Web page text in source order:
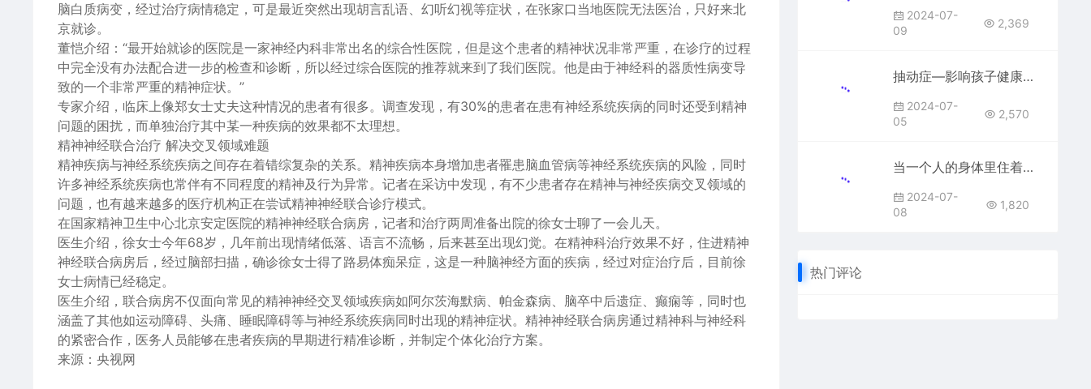
脑白质病变，经过治疗病情稳定，可是最近突然出现胡言乱语、幻听幻视等症状，在张家口当地医院无法医治，只好来北
京就诊。
董恺介绍：“最开始就诊的医院是一家神经内科非常出名的综合性医院，但是这个患者的精神状况非常严重，在诊疗的过程
中完全没有办法配合进一步的检查和诊断，所以经过综合医院的推荐就来到了我们医院。他是由于神经科的器质性病变导
致的一个非常严重的精神症状。”
专家介绍，临床上像郑女士丈夫这种情况的患者有很多。调查发现，有30%的患者在患有神经系统疾病的同时还受到精神
问题的困扰，而单独治疗其中某一种疾病的效果都不太理想。
精神神经联合治疗 解决交叉领域难题
精神疾病与神经系统疾病之间存在着错综复杂的关系。精神疾病本身增加患者罹患脑血管病等神经系统疾病的风险，同时
许多神经系统疾病也常伴有不同程度的精神及行为异常。记者在采访中发现，有不少患者存在精神与神经疾病交叉领域的
问题，也有越来越多的医疗机构正在尝试精神神经联合诊疗模式。
在国家精神卫生中心北京安定医院的精神神经联合病房，记者和治疗两周准备出院的徐女士聊了一会儿天。
医生介绍，徐女士今年68岁，几年前出现情绪低落、语言不流畅，后来甚至出现幻觉。在精神科治疗效果不好，住进精神
神经联合病房后，经过脑部扫描，确诊徐女士得了路易体痴呆症，这是一种脑神经方面的疾病，经过对症治疗后，目前徐
女士病情已经稳定。
医生介绍，联合病房不仅面向常见的精神神经交叉领域疾病如阿尔茨海默病、帕金森病、脑卒中后遗症、癫痫等，同时也
涵盖了其他如运动障碍、头痛、睡眠障碍等与神经系统疾病同时出现的精神症状。精神神经联合病房通过精神科与神经科
的紧密合作，医务人员能够在患者疾病的早期进行精准诊断，并制定个体化治疗方案。
来源：央视网
2024-07-
09
2,369
抽动症—影响孩子健康成长的新危机
2024-07-
05
2,570
当一个人的身体里住着两种情绪，是什么样的感受？
2024-07-
08
1,820
热门评论